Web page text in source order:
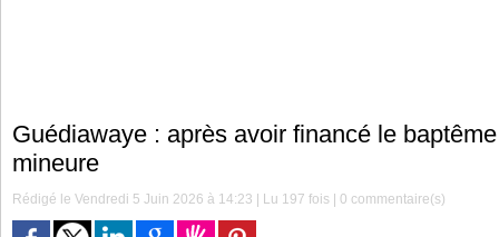
Guédiawaye : après avoir financé le
mineure
Rédigé le Vendredi 5 Juin 2026 à 14:23 | Lu 197 fois |0 commentaire(s)